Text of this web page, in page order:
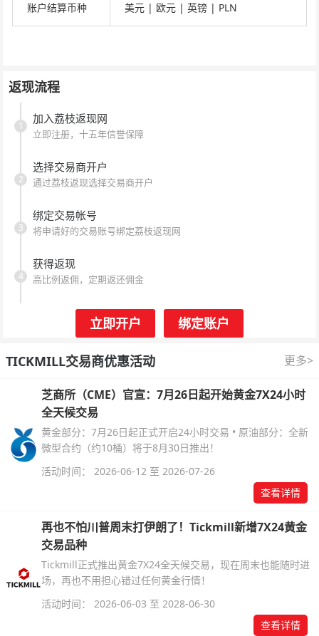
账户结算币种
美元 | 欧元 | 英镑 | PLN
返现流程
加入荔枝返现网
立即注册，十五年信誉保障
1
选择交易商开户
通过荔枝返现选择交易商开户
2
绑定交易帐号
将申请好的交易账号绑定荔枝返现网
3
获得返现
高比例返佣，定期返还佣金
4
立即开户 绑定账户
TICKMILL交易商优惠活动 更多>
芝商所（CME）官宣：7月26日起开始黄金7X24小时
全天候交易
黄金部分：7月26日起正式开启24小时交易 • 原油部分：全新
微型合约（约10桶）将于8月30日推出！
活动时间： 2026-06-12 至 2026-07-26
查看详情
再也不怕川普周末打伊朗了！Tickmill新增7X24黄金
交易品种
Tickmill正式推出黄金7X24全天候交易，现在周末也能随时进
场，再也不用担心错过任何黄金行情！
活动时间： 2026-06-03 至 2028-06-30
查看详情